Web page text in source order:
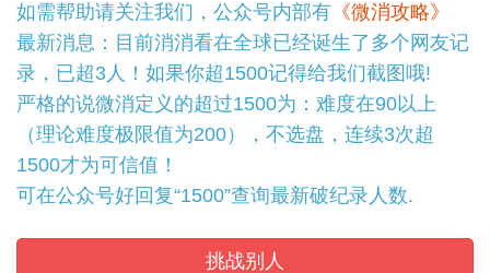
如需帮助请关注我们，公众号内部有 《微消攻略》
最新消息：目前消消看在全球已经诞生了多个网友记
录，已超3人！如果你超1500记得给我们截图哦!
严格的说微消定义的超过1500为：难度在90以上
（理论难度极限值为200），不选盘，连续3次超
1500才为可信值！
可在公众号好回复“1500”查询最新破纪录人数.
挑战别人